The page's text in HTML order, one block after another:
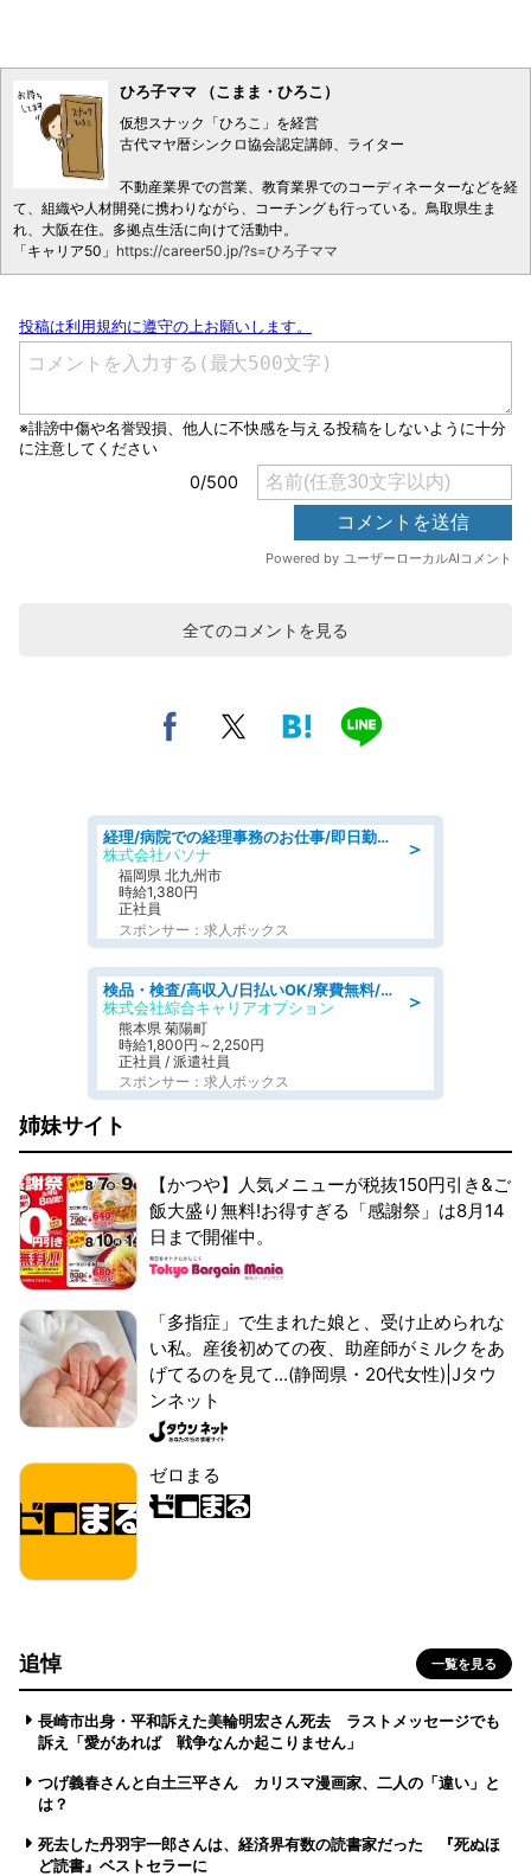
ひろ子ママ （こまま・ひろこ）
仮想スナック「ひろこ」を経営
古代マヤ暦シンクロ協会認定講師、ライター
不動産業界での営業、教育業界でのコーディネーターなどを経
て、組織や人材開発に携わりながら、コーチングも行っている。鳥取県生ま
れ、大阪在住。多拠点生活に向けて活動中。
「キャリア50」 https://career50.jp/?s=ひろ子ママ
全てのコメントを見る
＞
経理/病院での経理事務のお仕事/即日勤務可/車通勤可/経理/一般事務
株式会社パソナ
福岡県 北九州市
時給1,380円
正社員
スポンサー：求人ボックス
＞
検品・検査/高収入/日払いOK/寮費無料/日勤/20・30・40代活躍中
株式会社綜合キャリアオプション
熊本県 菊陽町
時給1,800円～2,250円
正社員 / 派遣社員
スポンサー：求人ボックス
姉妹サイト
【かつや】人気メニューが税抜150円引き&ご
飯大盛り無料!お得すぎる「感謝祭」は8月14
日まで開催中。
「多指症」で生まれた娘と、受け止められな
い私。産後初めての夜、助産師がミルクをあ
げてるのを見て...(静岡県・20代女性)|Jタウ
ンネット
ゼロまる
追悼 一覧を見る
長崎市出身・平和訴えた美輪明宏さん死去 ラストメッセージでも
訴え「愛があれば 戦争なんか起こりません」
つげ義春さんと白土三平さん カリスマ漫画家、二人の「違い」と
は？
死去した丹羽宇一郎さんは、経済界有数の読書家だった 『死ぬほ
ど読書』ベストセラーに